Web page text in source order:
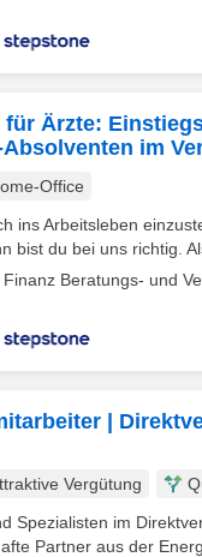
für Ärzte:
im
Office
ins Arbeitsleben
bist du bei uns richtig.
Beratungs- und
|
Vergütung
Spezialisten im
Partner aus der